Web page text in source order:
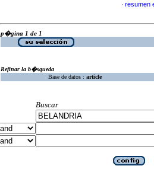
· resumen
p�gina 1 de 1
Refinar la b�squeda
Base de datos : article
Buscar